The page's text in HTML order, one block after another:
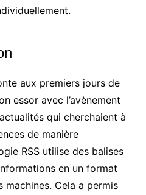
aux premiers jours de
essor avec l’avènement
qui cherchaient à
de manière
RSS utilise des balises
en un format
Cela a permis